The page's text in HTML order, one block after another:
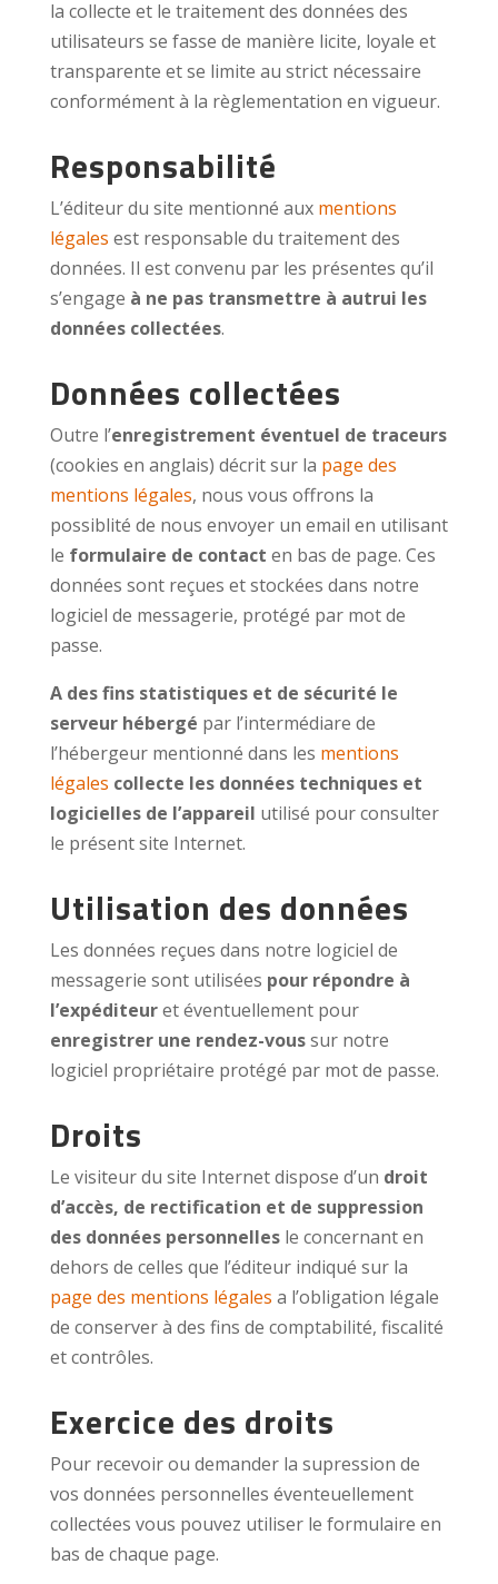
la collecte et le traitement des données des
utilisateurs se fasse de manière licite, loyale et
transparente et se limite au strict nécessaire
conformément à la règlementation en vigueur.
Responsabilité
L’éditeur du site mentionné aux mentions
légales est responsable du traitement des
données. Il est convenu par les présentes qu’il
s’engage à ne pas transmettre à autrui les
données collectées.
Données collectées
Outre l’enregistrement éventuel de traceurs
(cookies en anglais) décrit sur la page des
mentions légales, nous vous offrons la
possiblité de nous envoyer un email en utilisant
le formulaire de contact en bas de page. Ces
données sont reçues et stockées dans notre
logiciel de messagerie, protégé par mot de
passe.
A des fins statistiques et de sécurité le
serveur hébergé par l’intermédiare de
l’hébergeur mentionné dans les mentions
légales collecte les données techniques et
logicielles de l’appareil utilisé pour consulter
le présent site Internet.
Utilisation des données
Les données reçues dans notre logiciel de
messagerie sont utilisées pour répondre à
l’expéditeuret éventuellement pour
enregistrer une rendez-voussur notre
logiciel propriétaire protégé par mot de passe.
Droits
Le visiteur du site Internet dispose d’un droit
d’accès, de rectification et de suppression
des données personnellesle concernant en
dehors de celles que l’éditeur indiqué sur la
page des mentions légales a l’obligation légale
de conserver à des fins de comptabilité, fiscalité
et contrôles.
Exercice des droits
Pour recevoir ou demander la supression de
vos données personnelles éventeuellement
collectées vous pouvez utiliser le formulaire en
bas de chaque page.